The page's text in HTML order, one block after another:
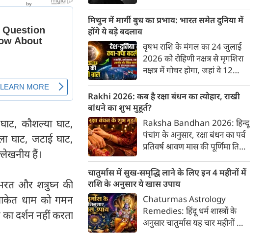
कौशल्या घाट,
घाट, जटाई घाट,
हैं।
और शत्रुघ्न की
धाम को गमन
दर्शन नहीं करता
जाए। वे एक ऐसा सार्वभौमिक सत्य
खोजना चाहते थे, जिस पर कोई भी
प्रश्नचिह्न न लगा सके। इसी विचार ने
बुद्धिवाद (Rationalism) की नींव
रखी। आइए, देकार्त के इस अद्भुत
दार्शनिक चिंतन के 4 प्रमुख स्तंभों को
गहराई से समझते हैं।
मिथुन में मार्गी बुध का प्रभाव: भारत समेत दुनिया में
होंगे ये बड़े बदलाव
वृषभ राशि के मंगल का 24 जुलाई
2026 को रोहिणी नक्षत्र से मृगशिरा
नक्षत्र में गोचर होगा, जहां वे 12
में एक बड़ा हलचल भरा मोड़ आ चुका
है- बुध ग्रह अपनी ही प्रिय राशि मिथुन
में सीधे (मार्गी) चलने लगे हैं। अब जब
बुद्धि और संवाद का कारक ग्रह सीधी
चाल चलेगा, तो जाहिर है आपकी
सोच, बातचीत और फैसलों की रफ्तार
भी बदल जाएगी।
Rakhi 2026: कब है रक्षा बंधन का त्योहार, राखी
बांधने का शुभ मुहूर्त?
Raksha Bandhan 2026: हिन्दू
पंचांग के अनुसार, रक्षा बंधन का पर्व
प्रतिवर्ष श्रावण मास की पूर्णिमा तिथि
में इसे मिठास और खुशियों का उत्सव
माना गया है। यह भाई-बहन के प्रेम
का पावन पर्व है। यहां जानें रक्षा बंधन
2026 कब है? जानें रक्षा बंधन
2026 की तारीख...
चातुर्मास में सुख-समृद्धि लाने के लिए इन 4 महीनों में
राशि के अनुसार ये खास उपाय
Chaturmas Astrology
Remedies: हिंदू धर्म शास्त्रों के
अनुसार चातुर्मास यह चार महीनों का